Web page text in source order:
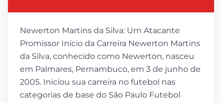
Newerton Martins da Silva: Um Atacante
Promissor Início da Carreira Newerton Martins
da Silva, conhecido como Newerton, nasceu
em Palmares, Pernambuco, em 3 de junho de
2005. Iniciou sua carreira no futebol nas
categorias de base do São Paulo Futebol